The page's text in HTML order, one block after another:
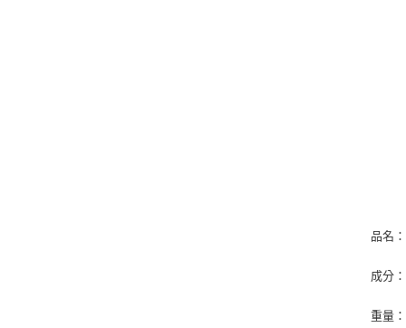
品名
成分
重量